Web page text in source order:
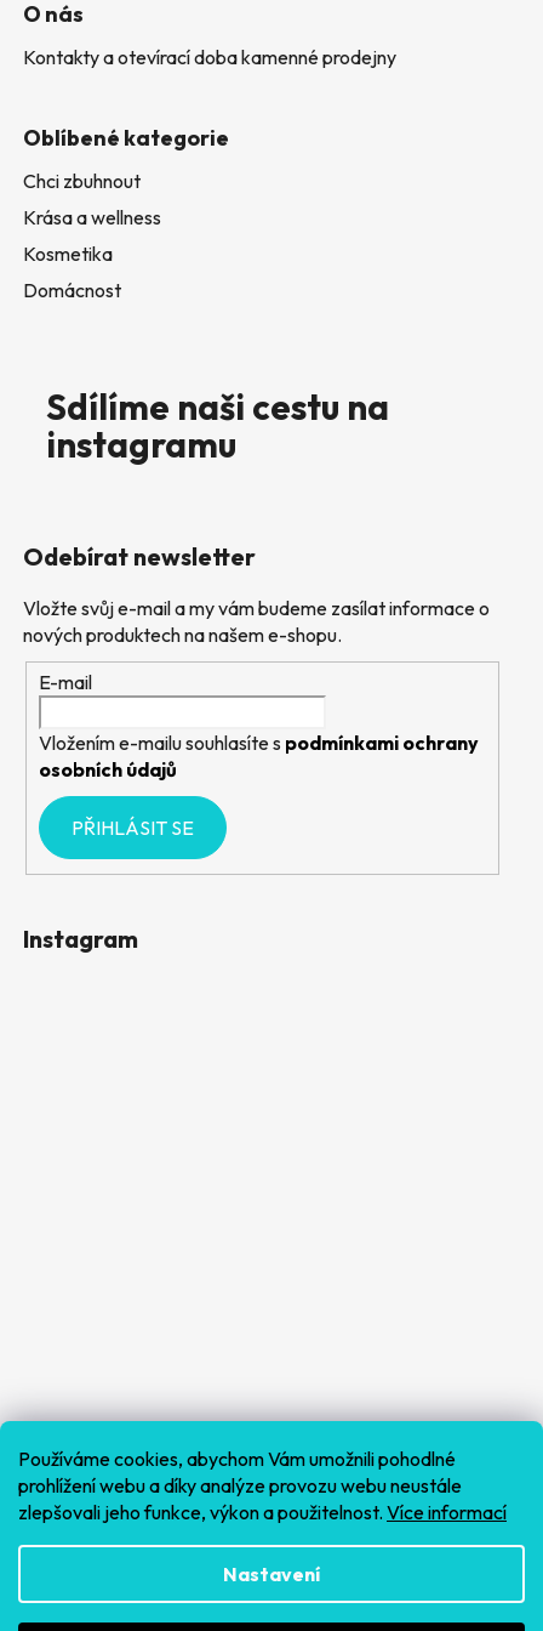
Používáme cookies, abychom Vám umožnili pohodlné
prohlížení webu a díky analýze provozu webu neustále
zlepšovali jeho funkce, výkon a použitelnost. Více informací
Nastavení
O nás
Kontakty a otevírací doba kamenné prodejny
Oblíbené kategorie
Chci zbuhnout
Krása a wellness
Kosmetika
Domácnost
Sdílíme naši cestu na
instagramu
Odebírat newsletter
Vložte svůj e-mail a my vám budeme zasílat informace o
nových produktech na našem e-shopu.
E-mail
Vložením e-mailu souhlasíte s podmínkami ochrany
osobních údajů
PŘIHLÁSIT SE
Instagram
Sledovat na Instagramu